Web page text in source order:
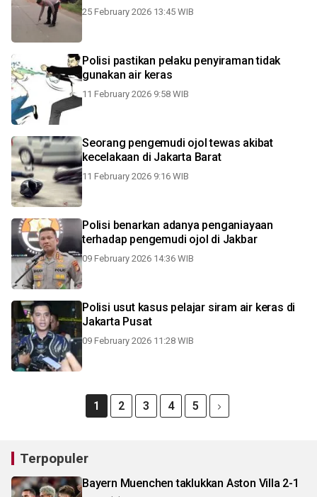
25 February 2026 13:45 WIB
Polisi pastikan pelaku penyiraman tidak
gunakan air keras
11 February 2026 9:58 WIB
Seorang pengemudi ojol tewas akibat
kecelakaan di Jakarta Barat
11 February 2026 9:16 WIB
Polisi benarkan adanya penganiayaan
terhadap pengemudi ojol di Jakbar
09 February 2026 14:36 WIB
Polisi usut kasus pelajar siram air keras di
Jakarta Pusat
09 February 2026 11:28 WIB
1 2 3 4 5
Terpopuler
Bayern Muenchen taklukkan Aston Villa 2-1